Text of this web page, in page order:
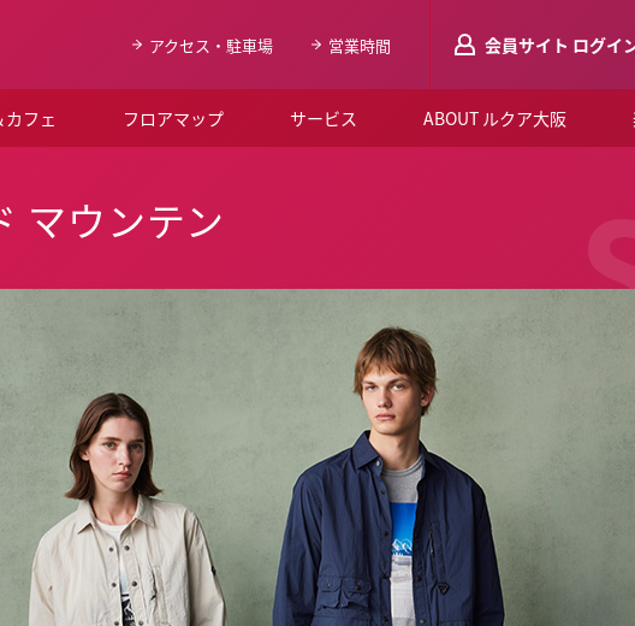
アクセス・駐車場 営業時間 会員サイト ログイ
フェ フロアマップ サービス ABOUT ルクア大阪
お知らせ
SNSアカウント一覧
LUCUAブライダルクラブ
ルクア大阪イベントホール
スタッフ募集（長期で働きたい方）
スタッフ募集（スポットで働きたい
方）
シ
マウンテン